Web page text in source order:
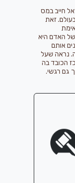
חייב במס
זאת
האדם היא
אותם
נראה שעל
הכובד בה
גם רגשי.